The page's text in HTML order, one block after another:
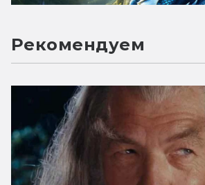
Рекомендуем